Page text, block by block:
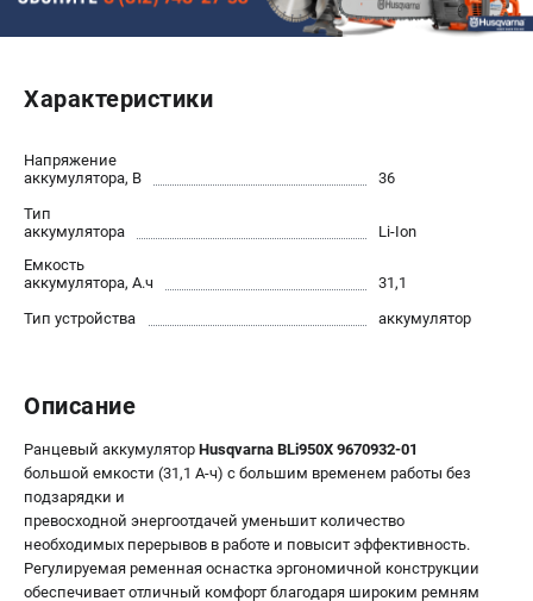
Новости
Юридическим лицам
Пользовательское соглашение
Способы оплаты
САДОВАЯ ТЕХНИКА
Бензопилы
Газонокосилки-роботы
Райдеры
СТРОИТЕЛЬНАЯ ТЕХНИКА
Ручные резчики
Характеристики
Напряжение
аккумулятора, В
36
Тип
аккумулятора
Li-Ion
Емкость
аккумулятора, А.ч
31,1
Тип устройства
аккумулятор
Описание
Ранцевый аккумулятор Husqvarna BLi950X 9670932-01
большой емкости (31,1 А-ч) с большим временем работы без
подзарядки и
превосходной энергоотдачей уменьшит количество
необходимых перерывов в работе и повысит эффективность.
Регулируемая ременная оснастка эргономичной конструкции
обеспечивает отличный комфорт благодаря широким ремням